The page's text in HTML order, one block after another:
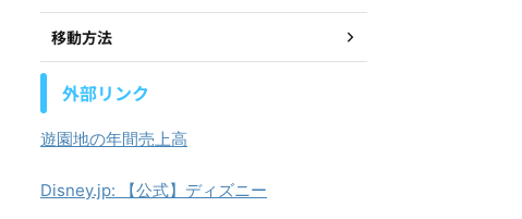
移動方法
外部リンク
遊園地の年間売上高
Disney.jp: 【公式】ディズニー